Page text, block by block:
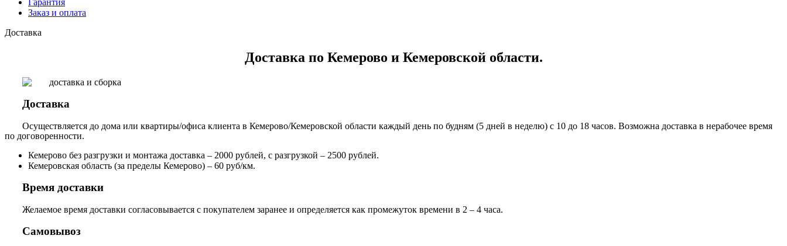
Гарантия
Заказ и оплата
Доставка
Доставка по Кемерово и Кемеровской области.
Доставка
Осуществляется до дома или квартиры/офиса клиента в Кемерово/Кемеровской области каждый день по будням (5 дней в неделю) с 10 до 18 часов. Возможна доставка в нерабочее время
по договоренности.
Кемерово без разгрузки и монтажа доставка – 2000 рублей, с разгрузкой – 2500 рублей.
Кемеровская область (за пределы Кемерово) – 60 руб/км.
Время доставки
Желаемое время доставки согласовывается с покупателем заранее и определяется как промежуток времени в 2 – 4 часа.
Самовывоз